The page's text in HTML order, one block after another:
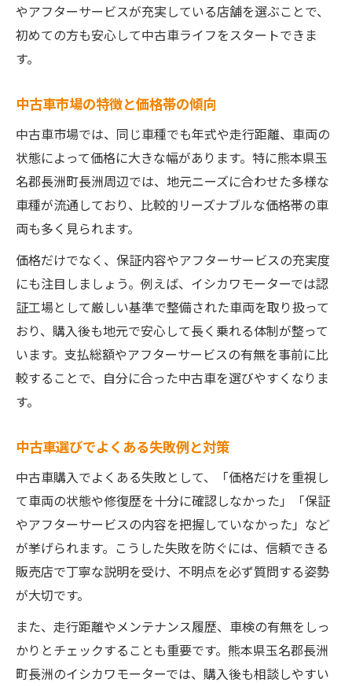
耐久性の高い中古車を選ぶポイント
中古車の消耗部品の状態チェック方法
やアフターサービスが充実している店舗を選ぶことで、
初めての方も安心して中古車ライフをスタートできま
す。
中古車市場の特徴と価格帯の傾向
中古車市場では、同じ車種でも年式や走行距離、車両の
状態によって価格に大きな幅があります。特に熊本県玉
名郡長洲町長洲周辺では、地元ニーズに合わせた多様な
車種が流通しており、比較的リーズナブルな価格帯の車
両も多く見られます。
価格だけでなく、保証内容やアフターサービスの充実度
にも注目しましょう。例えば、イシカワモーターでは認
証工場として厳しい基準で整備された車両を取り扱って
おり、購入後も地元で安心して長く乗れる体制が整って
います。支払総額やアフターサービスの有無を事前に比
較することで、自分に合った中古車を選びやすくなりま
す。
中古車選びでよくある失敗例と対策
中古車購入でよくある失敗として、「価格だけを重視し
て車両の状態や修復歴を十分に確認しなかった」「保証
やアフターサービスの内容を把握していなかった」など
が挙げられます。こうした失敗を防ぐには、信頼できる
販売店で丁寧な説明を受け、不明点を必ず質問する姿勢
が大切です。
また、走行距離やメンテナンス履歴、車検の有無をしっ
かりとチェックすることも重要です。熊本県玉名郡長洲
町長洲のイシカワモーターでは、購入後も相談しやすい